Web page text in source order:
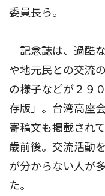
委員長ら。
記念誌は、過酷
や地元民との交流
の様子などが２９
存版」。台湾高座
寄稿文も掲載され
歳前後。交流活動
が分からない人が
た。